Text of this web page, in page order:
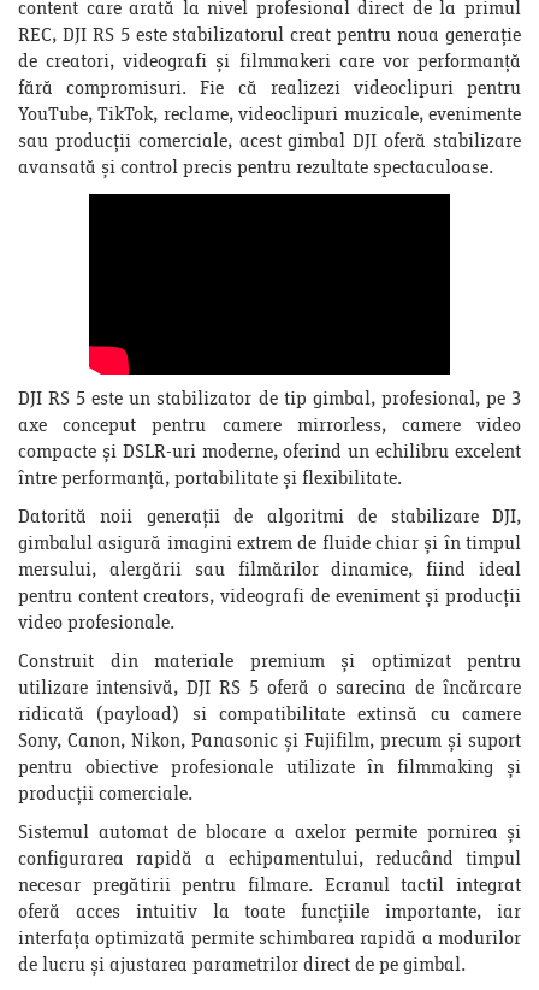
content care arată la nivel profesional direct de la primul
REC, DJI RS 5 este stabilizatorul creat pentru noua generație
de creatori, videografi și filmmakeri care vor performanță
fără compromisuri. Fie că realizezi videoclipuri pentru
YouTube, TikTok, reclame, videoclipuri muzicale, evenimente
sau producții comerciale, acest gimbal DJI oferă stabilizare
avansată și control precis pentru rezultate spectaculoase.
DJI RS 5 este un stabilizator de tip gimbal, profesional, pe 3
axe conceput pentru camere mirrorless, camere video
compacte și DSLR-uri moderne, oferind un echilibru excelent
între performanță, portabilitate și flexibilitate.
Datorită noii generații de algoritmi de stabilizare DJI,
gimbalul asigură imagini extrem de fluide chiar și în timpul
mersului, alergării sau filmărilor dinamice, fiind ideal
pentru content creators, videografi de eveniment și producții
video profesionale.
Construit din materiale premium și optimizat pentru
utilizare intensivă, DJI RS 5 oferă o sarecina de încărcare
ridicată (payload) si compatibilitate extinsă cu camere
Sony, Canon, Nikon, Panasonic și Fujifilm, precum și suport
pentru obiective profesionale utilizate în filmmaking și
producții comerciale.
Sistemul automat de blocare a axelor permite pornirea și
configurarea rapidă a echipamentului, reducând timpul
necesar pregătirii pentru filmare. Ecranul tactil integrat
oferă acces intuitiv la toate funcțiile importante, iar
interfața optimizată permite schimbarea rapidă a modurilor
de lucru și ajustarea parametrilor direct de pe gimbal.